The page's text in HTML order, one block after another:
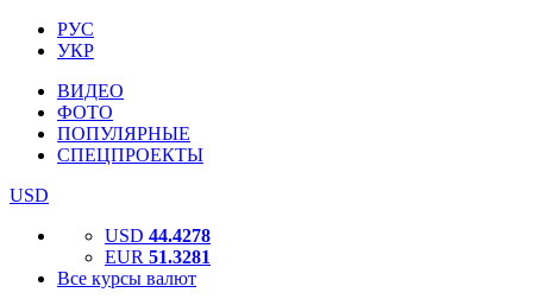
РУС
УКР
ВИДЕО
ФОТО
ПОПУЛЯРНЫЕ
СПЕЦПРОЕКТЫ
USD
USD 44.4278
EUR 51.3281
Все курсы валют